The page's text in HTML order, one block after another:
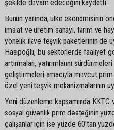
şekilde devam edeceğini kaydetti.
Bunun yanında, ülke ekonomisinin
imalat ve üretim sanayi, tarım ve
yönelik ilave teşvik paketlerinin de
Hasipoğlu, bu sektörlerde faaliyet
artırmaları, yatırımlarını
geliştirmeleri amacıyla mevcut
özel yeni teşvik mekanizmalarının
Yeni düzenleme kapsamında KKTC
sosyal güvenlik prim desteğinin
çalışanlar için ise yüzde 60'tan